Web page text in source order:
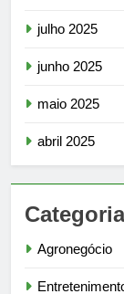
julho 2025
junho 2025
maio 2025
abril 2025
Agronegócio